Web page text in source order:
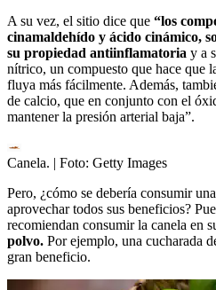
A su vez, el sitio dice que “los
cinamaldehído y ácido cinámico,
su propiedad antiinflamatoria y a
nítrico, un compuesto que hace que
fluya más fácilmente. Además,
de calcio, que en conjunto con el
mantener la presión arterial baja”.
Canela. | Foto: Getty Images
Pero, ¿cómo se debería consumir
aprovechar todos sus beneficios?
recomiendan consumir la canela en
polvo. Por ejemplo, una cucharada
gran beneficio.